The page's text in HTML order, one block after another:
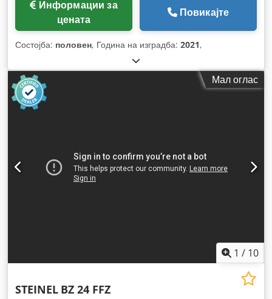
цената
Повикајте
Состојба: половен, Година на изградба: 2021,
Мал оглас
1 / 10
STEINEL BZ 24 FFZ